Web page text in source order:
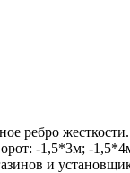
ребро
-1,5*3м; -
и